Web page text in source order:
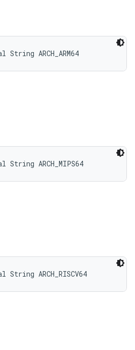
ARCH_ARM64
ARCH_MIPS64
ARCH_RISCV64